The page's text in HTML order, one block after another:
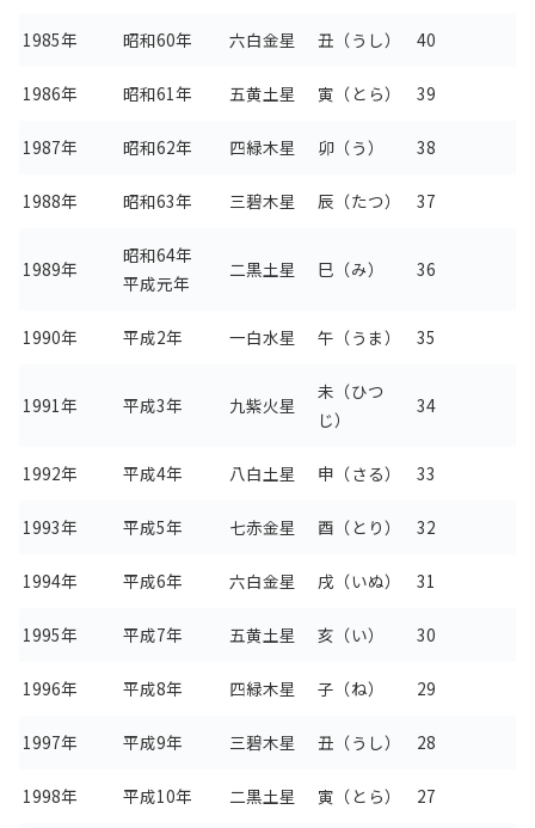
1985年 昭和60年 六白金星 丑（うし） 40
1986年 昭和61年 五黄土星 寅（とら） 39
1987年 昭和62年 四緑木星 卯（う） 38
1988年 昭和63年 三碧木星 辰（たつ） 37
1989年
昭和64年
平成元年
二黒土星 巳（み） 36
1990年 平成2年 一白水星 午（うま） 35
1991年 平成3年 九紫火星
未（ひつ
じ）
34
1992年 平成4年 八白土星 申（さる） 33
1993年 平成5年 七赤金星 酉（とり） 32
1994年 平成6年 六白金星 戌（いぬ） 31
1995年 平成7年 五黄土星 亥（い） 30
1996年 平成8年 四緑木星 子（ね） 29
1997年 平成9年 三碧木星 丑（うし） 28
1998年 平成10年 二黒土星 寅（とら） 27